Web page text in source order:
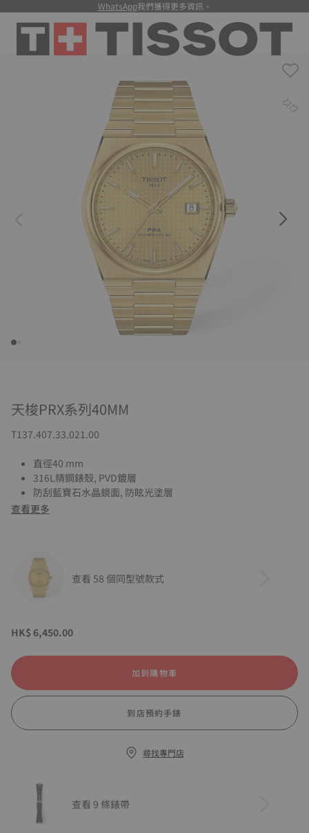
WhatsApp我們獲得更多資訊。
天梭PRX系列40MM
T137.407.33.021.00
直徑40 mm
316L精鋼錶殼, PVD鍍層
防刮藍寶石水晶鏡面, 防眩光塗層
查看更多
查看 58 個同型號款式
HK$ 6,450.00
加到購物車
到店預約手錶
尋找專門店
查看 9 條錶帶